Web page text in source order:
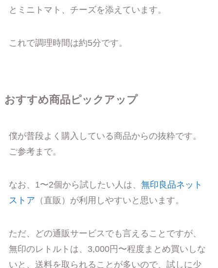
とミニトマト、チーズを添えています。
これで調理時間は約5分です。
おすすめ商品ピックアップ
僕が普段よく購入している商品からの抜粋です。
ご参考まで。
なお、1〜2個から試したい人は、 無印良品ネット
ストア （直販）が利用しやすいと思います。
ただ、どの通販サービスでも言えることですが、
無印のレトルトは、3,000円〜程度まとめ買いしな
いと、送料を取られることが多いので、試しに少